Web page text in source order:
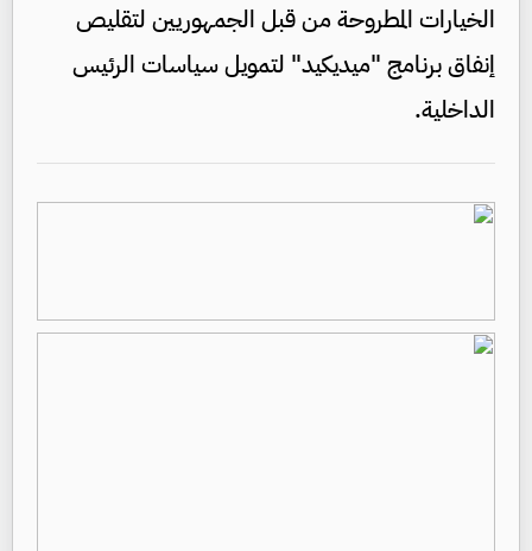
الخيارات المطروحة من قبل الجمهوريين لتقليص
إنفاق برنامج "ميديكيد" لتمويل سياسات الرئيس
الداخلية.